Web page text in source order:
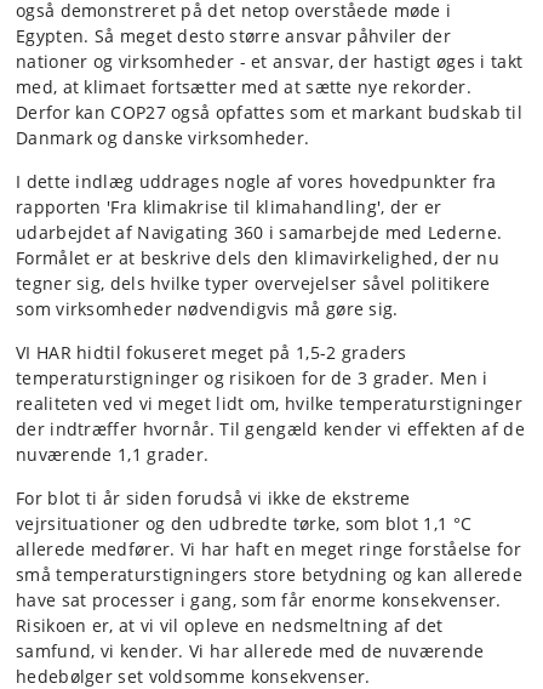
også demonstreret på det netop overståede møde i
Egypten. Så meget desto større ansvar påhviler der
nationer og virksomheder - et ansvar, der hastigt øges i takt
med, at klimaet fortsætter med at sætte nye rekorder.
Derfor kan COP27 også opfattes som et markant budskab til
Danmark og danske virksomheder.
I dette indlæg uddrages nogle af vores hovedpunkter fra
rapporten 'Fra klimakrise til klimahandling', der er
udarbejdet af Navigating 360 i samarbejde med Lederne.
Formålet er at beskrive dels den klimavirkelighed, der nu
tegner sig, dels hvilke typer overvejelser såvel politikere
som virksomheder nødvendigvis må gøre sig.
VI HAR hidtil fokuseret meget på 1,5-2 graders
temperaturstigninger og risikoen for de 3 grader. Men i
realiteten ved vi meget lidt om, hvilke temperaturstigninger
der indtræffer hvornår. Til gengæld kender vi effekten af de
nuværende 1,1 grader.
For blot ti år siden forudså vi ikke de ekstreme
vejrsituationer og den udbredte tørke, som blot 1,1 °C
allerede medfører. Vi har haft en meget ringe forståelse for
små temperaturstigningers store betydning og kan allerede
have sat processer i gang, som får enorme konsekvenser.
Risikoen er, at vi vil opleve en nedsmeltning af det
samfund, vi kender. Vi har allerede med de nuværende
hedebølger set voldsomme konsekvenser.